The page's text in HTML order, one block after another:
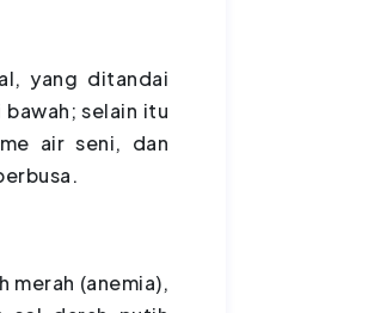
yang ditandai
selain itu
air seni, dan
merah (anemia),